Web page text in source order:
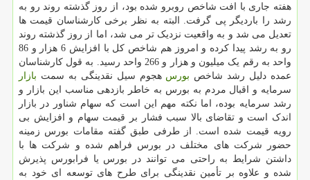
هفته جاری با افت شاخص روبرو شده بود، از روز گذشته روند رو به
رشد را باردیگر پی گرفت. البته به نظر برخی کارشناسان قیمت ها
تعدیل می شد و به واقعیت نزدیک تر می شد، اما از روز گذشته روند
رو به رشد پیدا کرده و امروز هم شاخص کل با افزایش 6 هزار و 86
واحد به رقم یک میلیون و هزار و 266 واحد رسید. به قول کارشناسان
عمده دلیل رشد شاخص بورس هجوم سیل نقدینگی به سمت بازار
سرمایه و اقبال مردم به بورس به خاطر بازدهی مناسب این بازار و
رشد سرمایه بوده، اما نکته مهم این است که سهام شناور در بازار
اندک است و تقاضای بالا سبب فشار بر قیمت سهام و افزایش بی
رویه قیمت شده است. از طرفی طبق گفته مقامات بورس زمینه
حضور شرکت های مختلف در بورس فراهم شده و شرکت ها با
داشتن شرایط به راحتی می توانند در بورس یا فرابورس پذیرش
شده و علاوه بر تأمین نقدینگی برای طرح های توسعه ای خود به